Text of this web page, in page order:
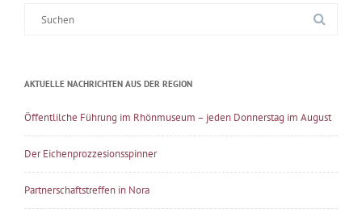
AKTUELLE NACHRICHTEN AUS DER REGION
Öffentlilche Führung im Rhönmuseum – jeden Donnerstag im August
Der Eichenprozzesionsspinner
Partnerschaftstreffen in Nora